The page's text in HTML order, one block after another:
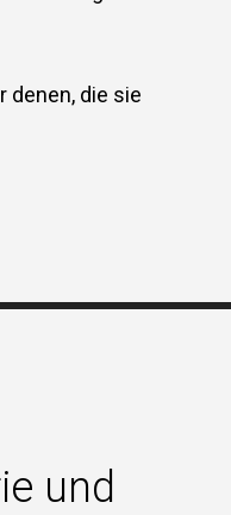
denen, die sie
und